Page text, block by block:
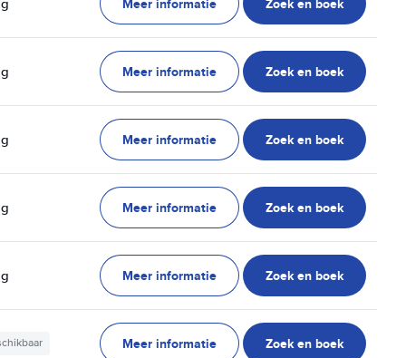
Meer informatie Zoek en boek
Meer informatie Zoek en boek
Meer informatie Zoek en boek
Meer informatie Zoek en boek
Meer informatie Zoek en boek
Meer informatie Zoek en boek